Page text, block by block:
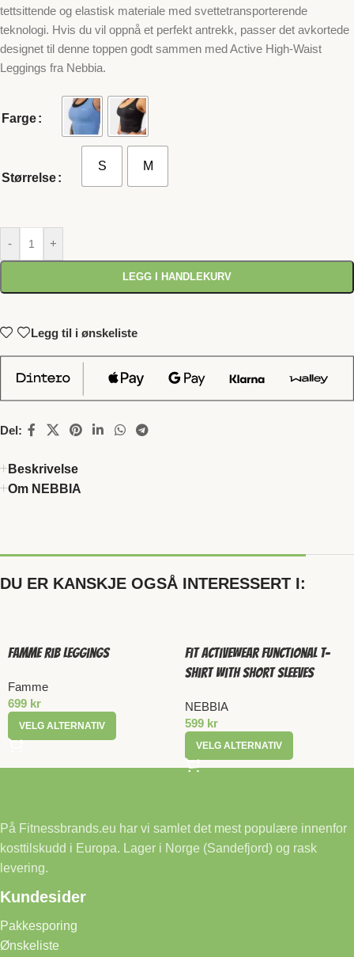
tettsittende og elastisk materiale med svettetransporterende
teknologi. Hvis du vil oppnå et perfekt antrekk, passer det avkortede
designet til denne toppen godt sammen med Active High-Waist
Leggings fra Nebbia.
Farge
Størrelse
S M
- +
LEGG I HANDLEKURV
Legg til i ønskeliste
Del:
Beskrivelse
Om NEBBIA
DU ER KANSKJE OGSÅ INTERESSERT I:
Famme Rib Leggings
Famme
699 kr
VELG ALTERNATIV
Fit Activewear Functional T-
shirt With Short Sleeves
NEBBIA
599 kr
VELG ALTERNATIV
På Fitnessbrands.eu har vi samlet det mest populære innenfor
kosttilskudd i Europa. Lager i Norge (Sandefjord) og rask
levering.
Kundesider
Pakkesporing
Ønskeliste